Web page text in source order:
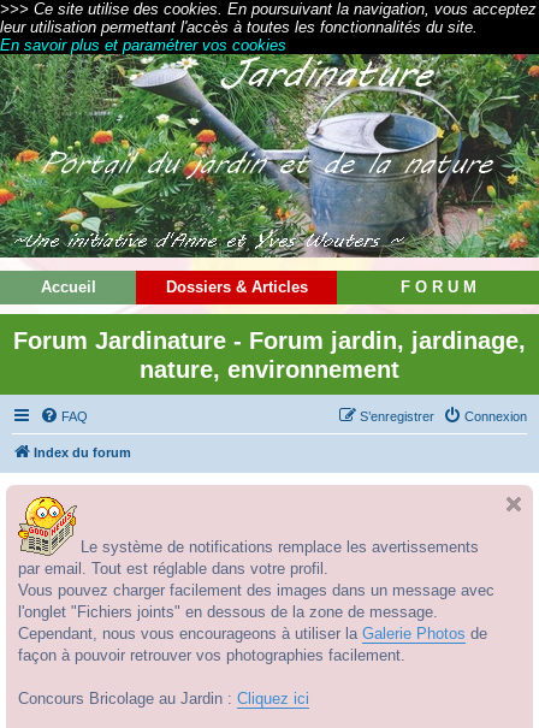
>>> Ce site utilise des cookies. En poursuivant la navigation, vous acceptez
leur utilisation permettant l'accès à toutes les fonctionnalités du site.
En savoir plus et paramétrer vos cookies
Accueil Dossiers & Articles F O R U M
Forum Jardinature - Forum jardin, jardinage,
nature, environnement
FAQ Connexion
S’enregistrer
Index du forum
Le système de notifications remplace les avertissements
par email. Tout est réglable dans votre profil.
Vous pouvez charger facilement des images dans un message avec
l'onglet "Fichiers joints" en dessous de la zone de message.
Cependant, nous vous encourageons à utiliser la Galerie Photos de
façon à pouvoir retrouver vos photographies facilement.
Concours Bricolage au Jardin : Cliquez ici